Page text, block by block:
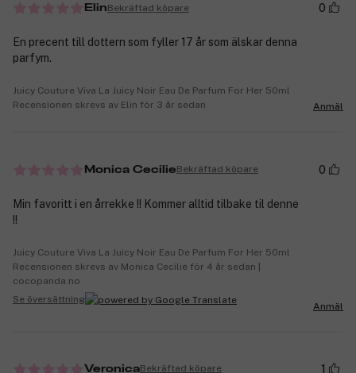
ElinBekräftad köpare 0
En precent till dottern som fyller 17 år som älskar denna
parfym.
Juicy Couture Viva La Juicy Noir Eau De Parfum For Her 50ml
Recensionen skrevs av Elin för 3 år sedan
Anmäl
Monica CecilieBekräftad köpare 0
Min favoritt i en årrekke !! Kommer alltid tilbake til denne
!!
Juicy Couture Viva La Juicy Noir Eau De Parfum For Her 50ml
Recensionen skrevs av Monica Cecilie för 4 år sedan |
cocopanda.no
Se översättning
Anmäl
VeronicaBekräftad köpare 1